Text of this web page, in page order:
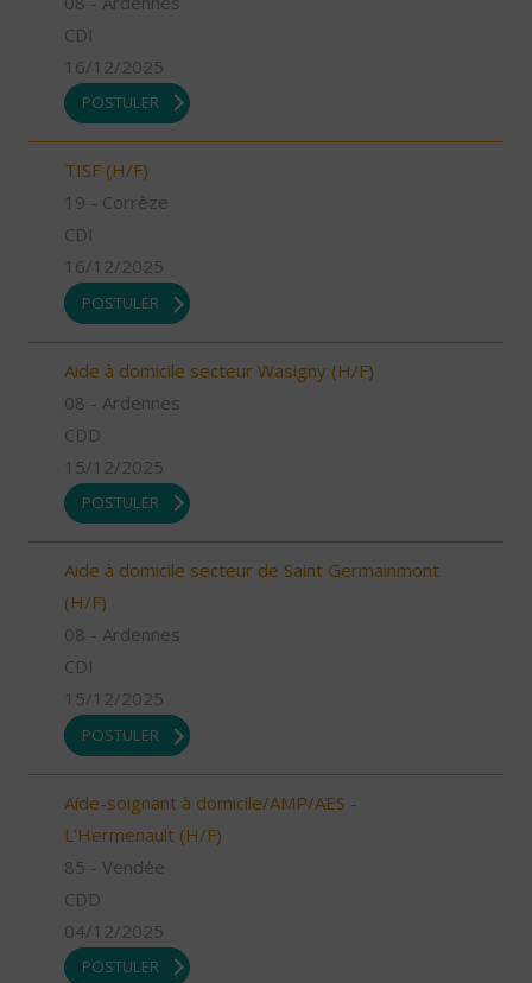
CDI
16/12/2025
POSTULER
TISF (H/F)
19 - Corrèze
CDI
16/12/2025
POSTULER
Aide à domicile secteur Wasigny (H/F)
08 - Ardennes
CDD
15/12/2025
POSTULER
Aide à domicile secteur de Saint Germainmont
(H/F)
08 - Ardennes
CDI
15/12/2025
POSTULER
Aide-soignant à domicile/AMP/AES -
L'Hermenault (H/F)
85 - Vendée
CDD
04/12/2025
POSTULER